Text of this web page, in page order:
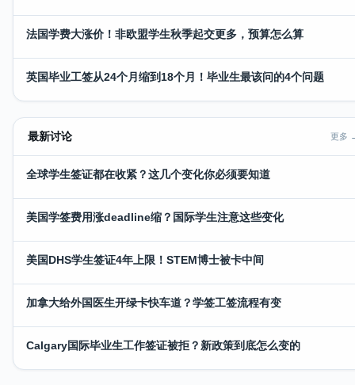
法国学费大涨价！非欧盟学生秋季起交更多，预算怎么算
英国毕业工签从24个月缩到18个月！毕业生最该问的4个问题
最新讨论 更多
全球学生签证都在收紧？这几个变化你必须要知道
美国学签费用涨deadline缩？国际学生注意这些变化
美国DHS学生签证4年上限！STEM博士被卡中间
加拿大给外国医生开绿卡快车道？学签工签流程有变
Calgary国际毕业生工作签证被拒？新政策到底怎么变的